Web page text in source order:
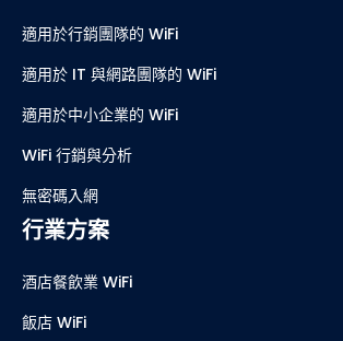
適用於行銷團隊的 WiFi
適用於 IT 與網路團隊的 WiFi
適用於中小企業的 WiFi
WiFi 行銷與分析
無密碼入網
行業方案
酒店餐飲業 WiFi
飯店 WiFi